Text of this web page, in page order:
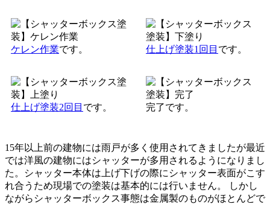
ケレン作業です。 仕上げ塗装1回目 です。
仕上げ塗装2回目 です。 完了です。
15年以上前の建物には雨戸が多く使用されてきましたが最近
では洋風の建物にはシャッターが多用されるようになりまし
た。シャッター本体は上げ下げの際にシャッター表面がこす
れ合うため現場での塗装は基本的には行いません。 しかし
ながらシャッターボックス事態は金属製のものがほとんどで